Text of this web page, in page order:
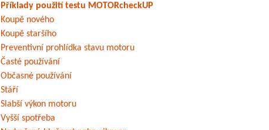
Příklady použití testu MOTORcheckUP
Koupě nového
Koupě staršího
Preventivní prohlídka stavu motoru
Časté používání
Občasné používání
Stáří
Slabší výkon motoru
Vyšší spotřeba